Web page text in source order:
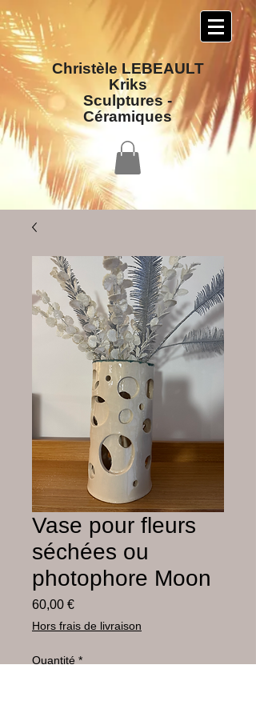
Christèle LEBEAULT
Kriks
Sculptures​ -
Céramiques
Vase pour fleurs
séchées ou
photophore Moon
60,00 €Prix
Hors frais de livraison
Quantité *